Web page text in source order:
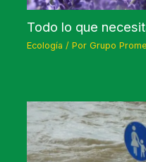
Todo lo que
Ecología / Por Grupo